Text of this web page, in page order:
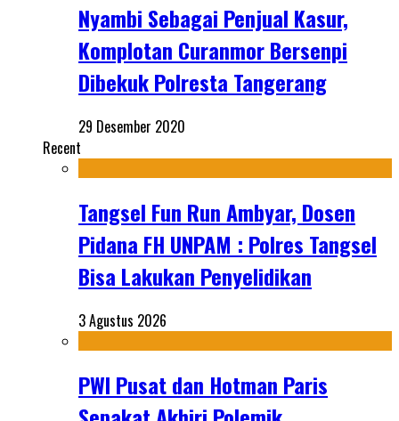
Nyambi Sebagai Penjual Kasur,
Komplotan Curanmor Bersenpi
Dibekuk Polresta Tangerang
29 Desember 2020
Recent
Tangsel Fun Run Ambyar, Dosen
Pidana FH UNPAM : Polres Tangsel
Bisa Lakukan Penyelidikan
3 Agustus 2026
PWI Pusat dan Hotman Paris